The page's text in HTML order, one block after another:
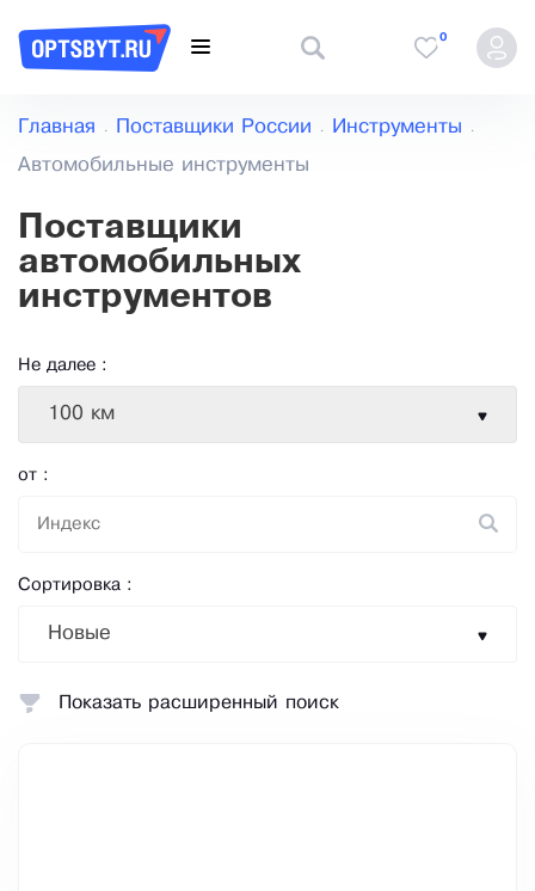
0
Главная Поставщики России Инструменты
Автомобильные инструменты
Поставщики
автомобильных
инструментов
Не далее :
100 км
от :
Сортировка :
Новые
Показать расширенный поиск